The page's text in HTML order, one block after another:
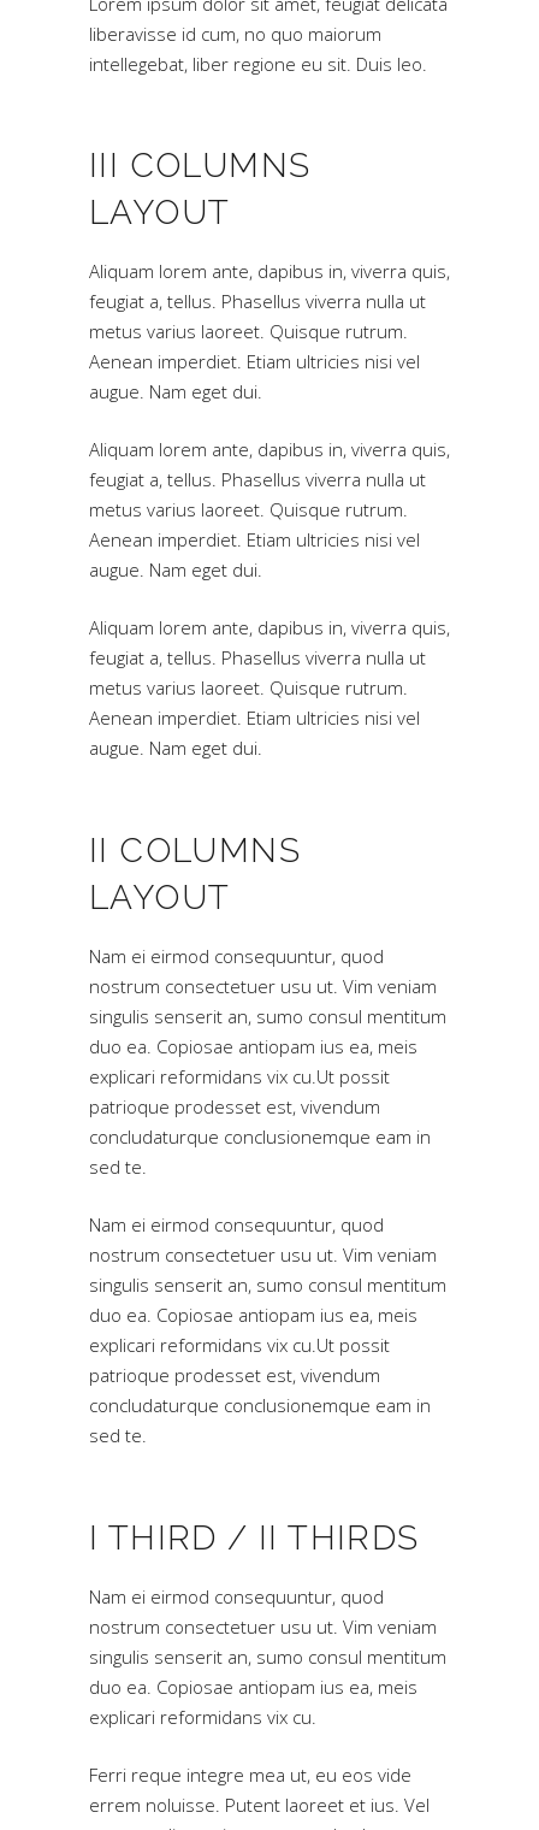
liberavisse id cum, no quo maiorum
intellegebat, liber regione eu sit. Duis leo.
III COLUMNS
LAYOUT
Aliquam lorem ante, dapibus in, viverra quis,
feugiat a, tellus. Phasellus viverra nulla ut
metus varius laoreet. Quisque rutrum.
Aenean imperdiet. Etiam ultricies nisi vel
augue. Nam eget dui.
Aliquam lorem ante, dapibus in, viverra quis,
feugiat a, tellus. Phasellus viverra nulla ut
metus varius laoreet. Quisque rutrum.
Aenean imperdiet. Etiam ultricies nisi vel
augue. Nam eget dui.
Aliquam lorem ante, dapibus in, viverra quis,
feugiat a, tellus. Phasellus viverra nulla ut
metus varius laoreet. Quisque rutrum.
Aenean imperdiet. Etiam ultricies nisi vel
augue. Nam eget dui.
II COLUMNS
LAYOUT
Nam ei eirmod consequuntur, quod
nostrum consectetuer usu ut. Vim veniam
singulis senserit an, sumo consul mentitum
duo ea. Copiosae antiopam ius ea, meis
explicari reformidans vix cu.Ut possit
patrioque prodesset est, vivendum
concludaturque conclusionemque eam in
sed te.
Nam ei eirmod consequuntur, quod
nostrum consectetuer usu ut. Vim veniam
singulis senserit an, sumo consul mentitum
duo ea. Copiosae antiopam ius ea, meis
explicari reformidans vix cu.Ut possit
patrioque prodesset est, vivendum
concludaturque conclusionemque eam in
sed te.
I THIRD / II THIRDS
Nam ei eirmod consequuntur, quod
nostrum consectetuer usu ut. Vim veniam
singulis senserit an, sumo consul mentitum
duo ea. Copiosae antiopam ius ea, meis
explicari reformidans vix cu.
Ferri reque integre mea ut, eu eos vide
errem noluisse. Putent laoreet et ius. Vel